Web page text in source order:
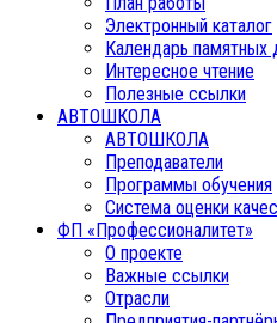
Электронный каталог
Календарь памятных
Интересное чтение
Полезные ссылки
АВТОШКОЛА
АВТОШКОЛА
Преподаватели
Программы обучения
Система оценки
ФП «Профессионалитет»
О проекте
Важные ссылки
Отрасли